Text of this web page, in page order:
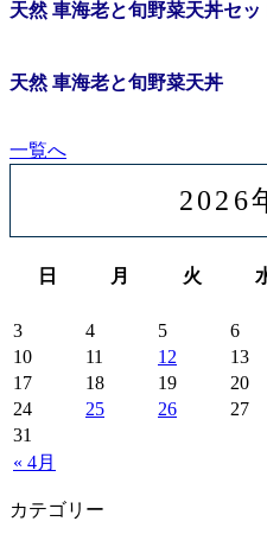
天然 車海老と旬野菜天丼セッ
天然 車海老と旬野菜天丼
一覧へ
2026
日 月 火
« 4月
3
4 5 6
10
11 12 13
17
18 19 20
24
25 26 27
31
カテゴリー